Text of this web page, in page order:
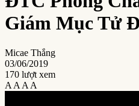
Giám Mục Tử
Micae Thắng
03/06/2019
170 lượt xem
A A A A